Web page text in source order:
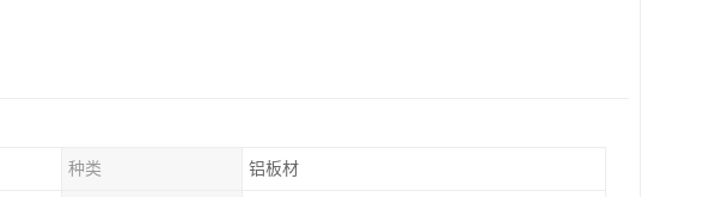
种类 铝板材